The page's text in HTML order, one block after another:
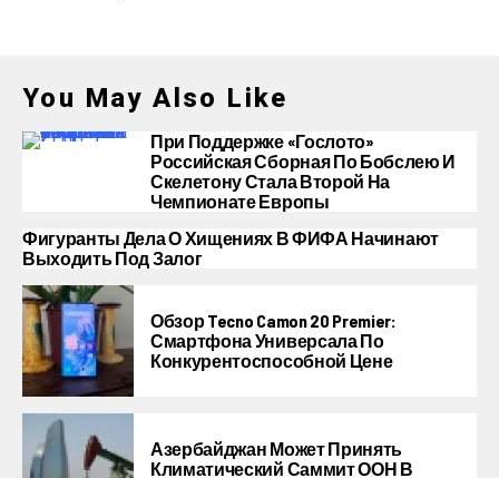
You May Also Like
При Поддержке «Гослото»
Российская Сборная По Бобслею И
Скелетону Стала Второй На
Чемпионате Европы
Фигуранты Дела О Хищениях В ФИФА Начинают
Выходить Под Залог
Обзор Tecno Camon 20 Premier:
Смартфона Универсала По
Конкурентоспособной Цене
Азербайджан Может Принять
Климатический Саммит ООН В